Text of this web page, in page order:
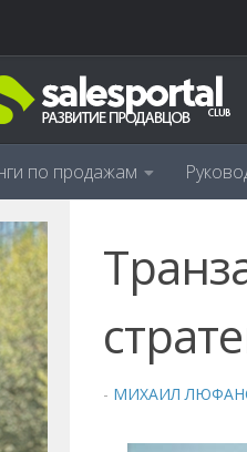
по продажам
- МИХАИЛ